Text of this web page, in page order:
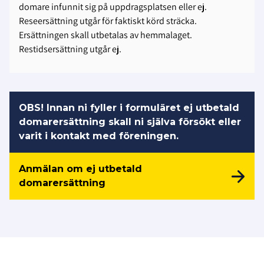
domare infunnit sig på uppdragsplatsen eller ej.
Reseersättning utgår för faktiskt körd sträcka.
Ersättningen skall utbetalas av hemmalaget.
Restidsersättning utgår ej.
OBS! Innan ni fyller i formuläret ej utbetald
domarersättning skall ni själva försökt eller
varit i kontakt med föreningen.
Anmälan om ej utbetald
domarersättning